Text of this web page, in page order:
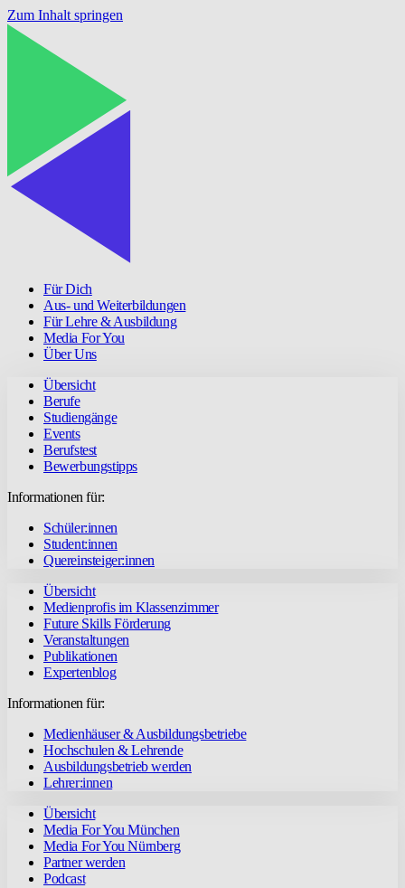
Zum Inhalt springen
Für Dich
Aus- und Weiterbildungen
Für Lehre & Ausbildung
Media For You
Über Uns
Übersicht
Berufe
Studiengänge
Events
Berufstest
Bewerbungstipps
Informationen für:
Schüler:innen
Student:innen
Quereinsteiger:innen
Übersicht
Medienprofis im Klassenzimmer
Future Skills Förderung
Veranstaltungen
Publikationen
Expertenblog
Informationen für:
Medienhäuser & Ausbildungsbetriebe
Hochschulen & Lehrende
Ausbildungsbetrieb werden
Lehrer:innen
Übersicht
Media For You München
Media For You Nürnberg
Partner werden
Podcast